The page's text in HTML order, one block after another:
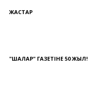
ЖАСТАР
"ШАЛҚАР" ГАЗЕТІНЕ 50 ЖЫЛ!